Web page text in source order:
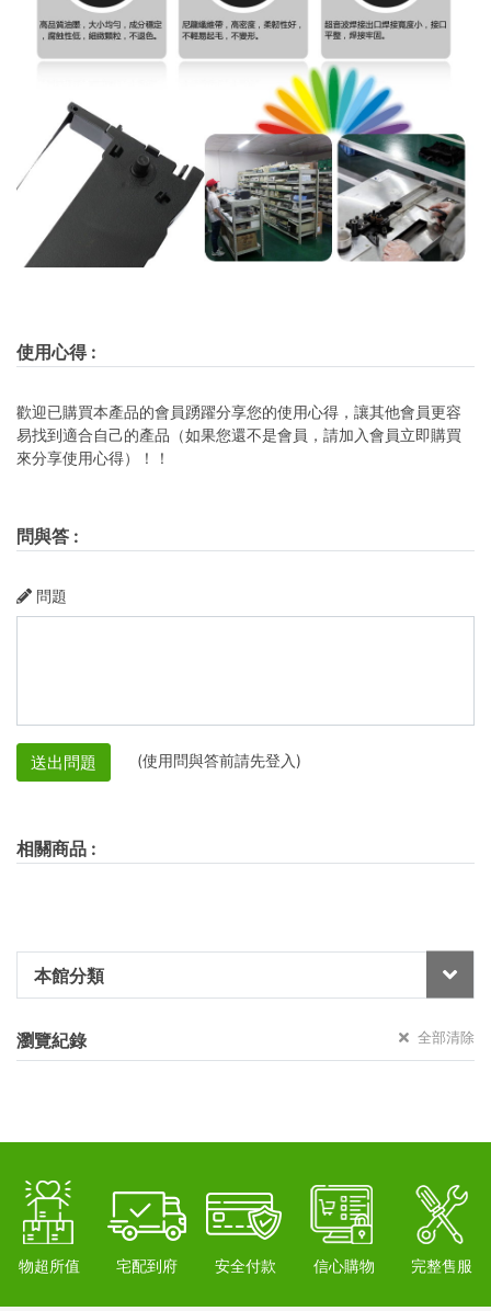
本館分類
瀏覽紀錄 全部清除
使用心得:
歡迎已購買本產品的會員踴躍分享您的使用心得，讓其他會員更容
易找到適合自己的產品（如果您還不是會員，請加入會員立即購買
來分享使用心得）！！
問與答 :
問題
送出問題 (使用問與答前請先登入)
相關商品 :
物超所值 宅配到府 安全付款 信心購物 完整售服